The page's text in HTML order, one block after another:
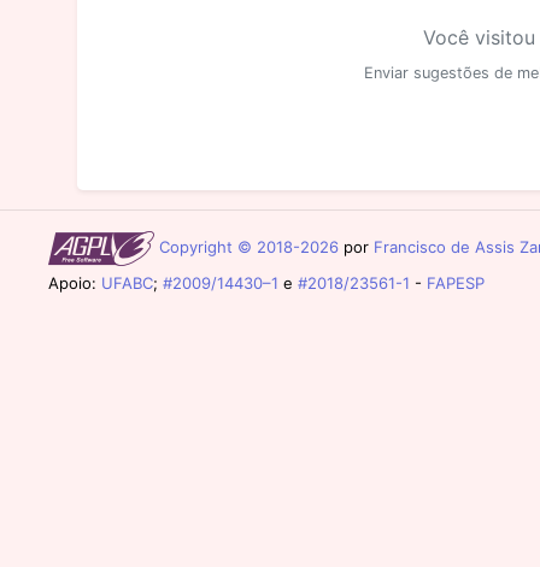
Você
Enviar sugestões de
Copyright © 2018-2026 por Francisco de Assis
Apoio: UFABC; #2009/14430–1 e #2018/23561-1 - FAPESP